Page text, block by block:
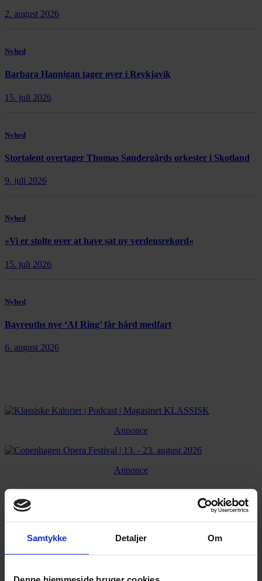
Samtykke Detaljer Om
2. august 2026
Nyhed
Barbara Hannigan tager over i Reykjavík
15. juli 2026
Nyhed
Stortalent overtager Thomas Søndergårds orkester i Skotland
9. juli 2026
Nyhed
»Vi er stolte over at have sat ny verdensrekord«
15. juli 2026
Nyhed
Bayreuths nye ‘AI Ring’ får hård medfart
6. august 2026
Annonce
Annonce
FLERE NYHEDER